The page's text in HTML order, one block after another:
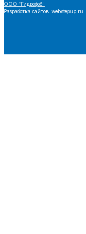
ООО "Гидрофоб"
Разработка сайтов: webstepup.ru